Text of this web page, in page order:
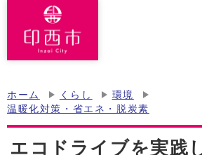
ホーム くらし
環境
温暖化対策・省エネ・脱炭素
エコドライブを実践